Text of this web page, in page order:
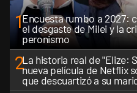
1Encuesta rumbo a 2027:
el desgaste de Milei y la
peronismo
2La historia real de "Elize:
nueva película de Netflix
que descuartizó a su